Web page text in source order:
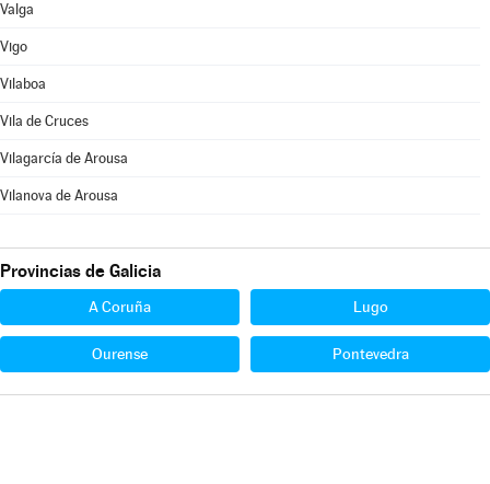
Valga
Vigo
Vilaboa
Vila de Cruces
Vilagarcía de Arousa
Vilanova de Arousa
Provincias de Galicia
A Coruña Lugo
Ourense Pontevedra